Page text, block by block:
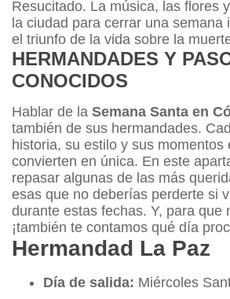
Resucitado. La música, las flores
la ciudad para cerrar una semana
el triunfo de la vida sobre la
HERMANDADES Y
CONOCIDOS
Hablar de la Semana Santa en
también de sus hermandades.
historia, su estilo y sus momentos
convierten en única. En este
repasar algunas de las más
esas que no deberías perderte si
durante estas fechas. Y, para que
¡también te contamos qué día
Hermandad La Paz
Día de salida: Miércoles